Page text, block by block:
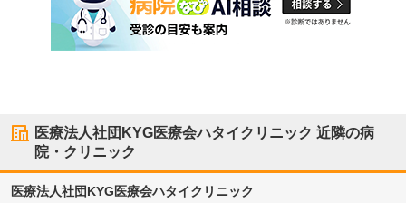
医療法人社団KYG医療会ハタイクリニック 近隣の病
院・クリニック
医療法人社団KYG医療会ハタイクリニック